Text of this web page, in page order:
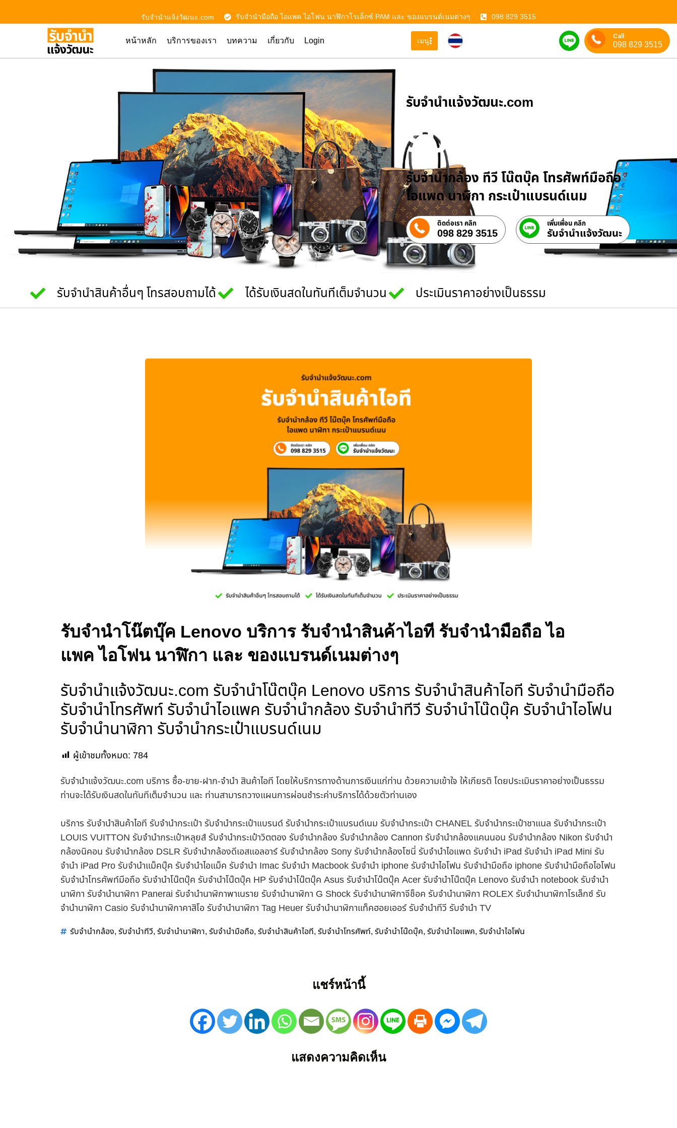
รับจํานําแจ้งวัฒนะ.com รับจำนำมือถือ ไอแพค ไอโฟน นาฬิกาโรเล็กซ์ PAM และ ของแบรนด์เนมต่างๆ 098 829 3515
หน้าหลัก บริการของเรา บทความ เกี่ยวกับ Login เมนู
Call
098 829 3515
รับจํานําแจ้งวัฒนะ.com
รับจำนำสินค้าไอที
รับจำนำกล้อง ทีวี โน๊ตบุ๊ค โทรศัพท์มือถือ
ไอแพด นาฬิกา กระเป๋าแบรนด์เนม
ติดต่อเรา คลิก
098 829 3515
เพิ่มเพื่อน คลิก
รับจํานําแจ้งวัฒนะ
รับจำนำสินค้าอื่นๆ โทรสอบถามได้ ได้รับเงินสดในทันทีเต็มจำนวน ประเมินราคาอย่างเป็นธรรม
รับจำนำโน๊ตบุ๊ค Lenovo บริการ รับจำนำสินค้าไอที รับจำนำมือถือ ไอ
แพค ไอโฟน นาฬิกา และ ของแบรนด์เนมต่างๆ
รับจํานําแจ้งวัฒนะ.com รับจำนำโน๊ตบุ๊ค Lenovo บริการ รับจำนำสินค้าไอที รับจำนำมือถือ
รับจำนำโทรศัพท์ รับจำนำไอแพค รับจำนำกล้อง รับจำนำทีวี รับจำนำโน๊ดบุ๊ค รับจำนำไอโฟน
รับจำนำนาฬิกา รับจำนำกระเป๋าแบรนด์เนม
ผู้เข้าชมทั้งหมด: 784
รับจํานําแจ้งวัฒนะ.com บริการ ซื้อ-ขาย-ฝาก-จำนำ สินค้าไอที โดยให้บริการทางด้านการเงินแก่ท่าน ด้วยความเข้าใจ ให้เกียรติ โดยประเมินราคาอย่างเป็นธรรม
ท่านจะได้รับเงินสดในทันทีเต็มจำนวน และ ท่านสามารถวางแผนการผ่อนชำระค่าบริการได้ด้วยตัวท่านเอง
บริการ รับจำนำสินค้าไอที รับจำนำกระเป๋า รับจำนำกระเป๋าแบรนด์ รับจำนำกระเป๋าแบรนด์เนม รับจำนำกระเป๋า CHANEL รับจำนำกระเป๋าชาแนล รับจำนำกระเป๋า
LOUIS VUITTON รับจำนำกระเป๋าหลุยส์ รับจำนำกระเป๋าวิตตอง รับจำนำกล้อง รับจำนำกล้อง Cannon รับจำนำกล้องแคนนอน รับจำนำกล้อง Nikon รับจำนำ
กล้องนิคอน รับจำนำกล้อง DSLR รับจำนำกล้องดีเอสแอลอาร์ รับจำนำกล้อง Sony รับจำนำกล้องโซนี่ รับจำนำไอแพด รับจำนำ iPad รับจำนำ iPad Mini รับ
จำนำ iPad Pro รับจำนำแม็คบุ๊ค รับจำนำไอแม็ค รับจำนำ Imac รับจำนำ Macbook รับจำนำ iphone รับจำนำไอโฟน รับจำนำมือถือ iphone รับจำนำมือถือไอโฟน
รับจำนำโทรศัพท์มือถือ รับจำนำโน๊ตบุ๊ค รับจำนำโน๊ตบุ๊ค HP รับจำนำโน๊ตบุ๊ค Asus รับจำนำโน๊ตบุ๊ค Acer รับจำนำโน๊ตบุ๊ค Lenovo รับจำนำ notebook รับจำนำ
นาฬิกา รับจำนำนาฬิกา Panerai รับจำนำนาฬิกาพาเนราย รับจำนำนาฬิกา G Shock รับจำนำนาฬิกาจีช็อค รับจำนำนาฬิกา ROLEX รับจำนำนาฬิกาโรเล็กซ์ รับ
จำนำนาฬิกา Casio รับจำนำนาฬิกาคาสิโอ รับจำนำนาฬิกา Tag Heuer รับจำนำนาฬิกาแท็คฮอยเออร์ รับจำนำทีวี รับจำนำ TV
รับจำนำกล้อง, รับจำนำทีวี, รับจำนำนาฬิกา, รับจำนำมือถือ, รับจำนำสินค้าไอที, รับจำนำโทรศัพท์, รับจำนำโน๊ดบุ๊ค, รับจำนำไอแพค, รับจำนำไอโฟน
แชร์หน้านี้
แสดงความคิดเห็น